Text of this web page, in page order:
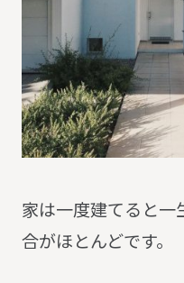
家は一度建てると一
合がほとんどです。